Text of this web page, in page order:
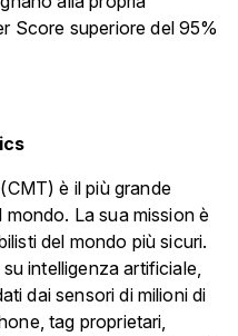
Score superiore del 95%
è il più grande
La sua mission è
del mondo più sicuri.
intelligenza artificiale,
dai sensori di milioni di
tag proprietari,